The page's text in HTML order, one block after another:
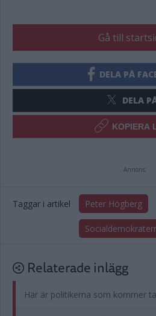
Gå till
DELA PÅ
DELA
KOPIERA
Annons:
Taggar i artikel Peter Högberg
Relaterade inlägg
Här är politikerna som kommer